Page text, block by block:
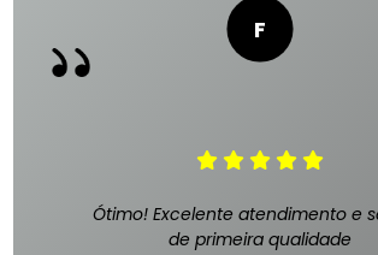
Ótimo! Excelente atendimento e
de primeira qualidade